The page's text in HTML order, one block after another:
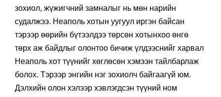
эрхмийн амьдрал уран бүтээл, туурвисан ном
зохиол, жүжигчний замналыг нь мөн нарийн
судалжээ. Неаполь хотын уугуул иргэн байсан
тэрээр өөрийн бүтээлдээ төрсөн хотынхоо өнгө
төрх аж байдлыг олонтоо бичиж үлдээснийг харвал
Неаполь хот түүнийг хөглөсөн хэмээн тайлбарлаж
болох. Тэрээр энгийн нэг зохиолч байгаагүй юм.